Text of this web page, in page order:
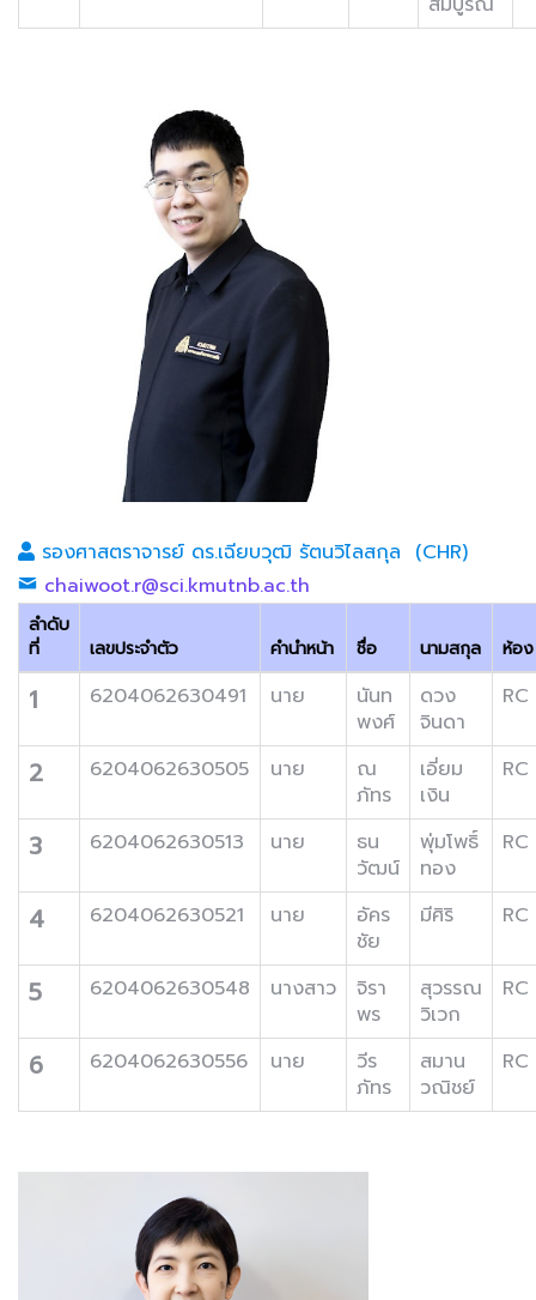
รองศาสตราจารย์ ดร.เฉียบวุฒิ รัตนวิไลสกุล (CHR)
chaiwoot.r@sci.kmutnb.ac.th
ลำดับ
ที่
เลขประจำตัว คำนำหน้า ชื่อ นามสกุล ห้อง
1 6204062630491 นาย
นันท
พงศ์
ดวง
จินดา
RC
2 6204062630505 นาย
ณ
ภัทร
เอี่ยม
เงิน
RC
3 6204062630513 นาย
ธน
วัฒน์
พุ่มโพธิ์
ทอง
RC
4 6204062630521 นาย
อัคร
ชัย
มีศิริ RC
5 6204062630548 นางสาว
จิรา
พร
สุวรรณ
วิเวก
RC
6 6204062630556 นาย
วีร
ภัทร
สมาน
วณิชย์
RC